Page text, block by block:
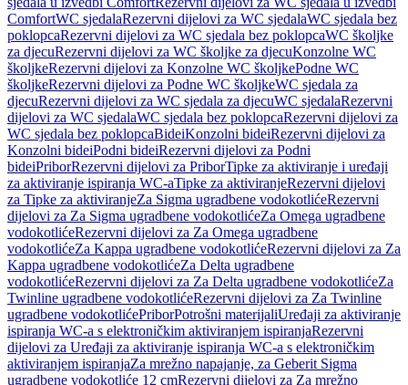
ComfortWC sjedalaRezervni dijelovi za WC sjedalaWC sjedala bez
poklopcaRezervni dijelovi za WC sjedala bez poklopcaWC školjke
za djecuRezervni dijelovi za WC školjke za djecuKonzolne WC
školjkeRezervni dijelovi za Konzolne WC školjkePodne WC
školjkeRezervni dijelovi za Podne WC školjkeWC sjedala za
djecuRezervni dijelovi za WC sjedala za djecuWC sjedalaRezervni
dijelovi za WC sjedalaWC sjedala bez poklopcaRezervni dijelovi za
WC sjedala bez poklopcaBideiKonzolni bideiRezervni dijelovi za
Konzolni bideiPodni bideiRezervni dijelovi za Podni
bideiPriborRezervni dijelovi za PriborTipke za aktiviranje i uređaji
za aktiviranje ispiranja WC-aTipke za aktiviranjeRezervni dijelovi
za Tipke za aktiviranjeZa Sigma ugradbene vodokotlićeRezervni
dijelovi za Za Sigma ugradbene vodokotlićeZa Omega ugradbene
vodokotlićeRezervni dijelovi za Za Omega ugradbene
vodokotlićeZa Kappa ugradbene vodokotlićeRezervni dijelovi za Za
Kappa ugradbene vodokotlićeZa Delta ugradbene
vodokotlićeRezervni dijelovi za Za Delta ugradbene vodokotlićeZa
Twinline ugradbene vodokotlićeRezervni dijelovi za Za Twinline
ugradbene vodokotlićePriborPotrošni materijaliUređaji za aktiviranje
ispiranja WC-a s elektroničkim aktiviranjem ispiranjaRezervni
dijelovi za Uređaji za aktiviranje ispiranja WC-a s elektroničkim
aktiviranjem ispiranjaZa mrežno napajanje, za Geberit Sigma
ugradbene vodokotliće 12 cmRezervni dijelovi za Za mrežno